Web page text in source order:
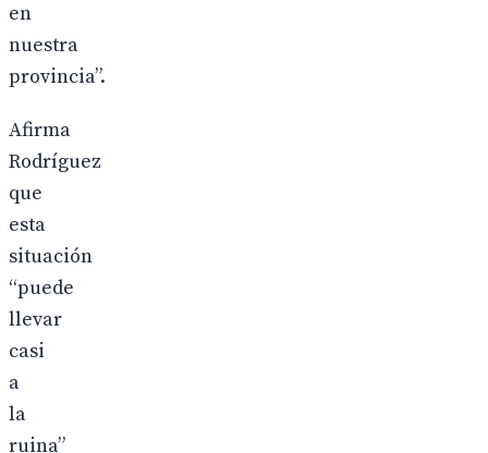
en
nuestra
provincia”.
Afirma
Rodríguez
que
esta
situación
“puede
llevar
casi
a
la
ruina”